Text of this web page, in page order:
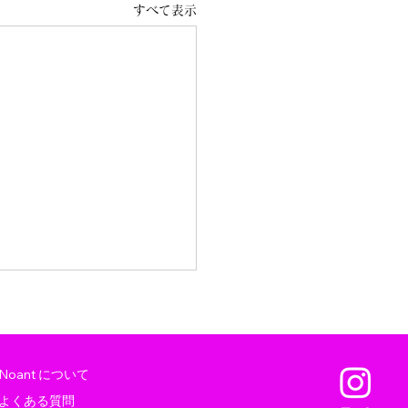
すべて表示
Noant について
よくある質問